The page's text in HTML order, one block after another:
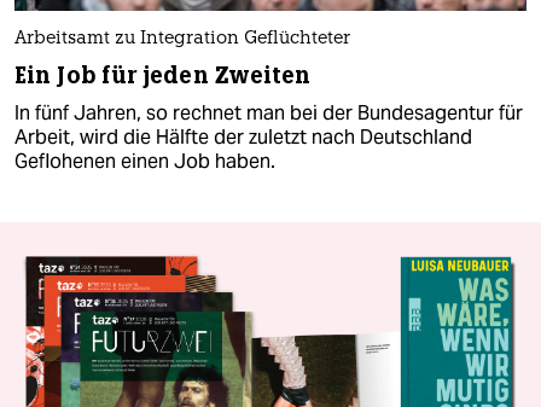
Arbeitsamt zu Integration Geflüchteter
Ein Job für jeden Zweiten
In fünf Jahren, so rechnet man bei der Bundesagentur für
Arbeit, wird die Hälfte der zuletzt nach Deutschland
Geflohenen einen Job haben.